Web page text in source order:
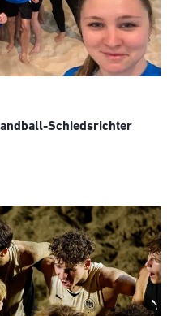
Schiedsrichter